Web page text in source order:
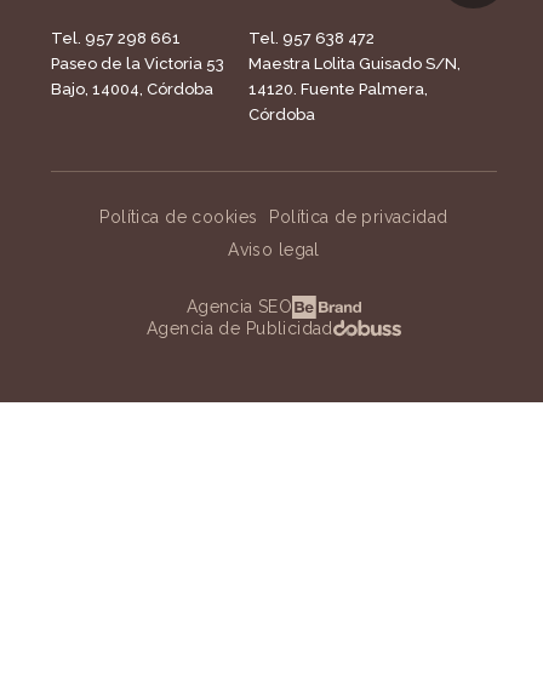
Tel. 957 298 661
Paseo de la Victoria 53
Bajo, 14004, Córdoba
Tel. 957 638 472
Maestra Lolita Guisado S/N,
14120. Fuente Palmera,
Córdoba
Política de cookies
Política de privacidad
Aviso legal
Agencia SEO
Agencia de Publicidad